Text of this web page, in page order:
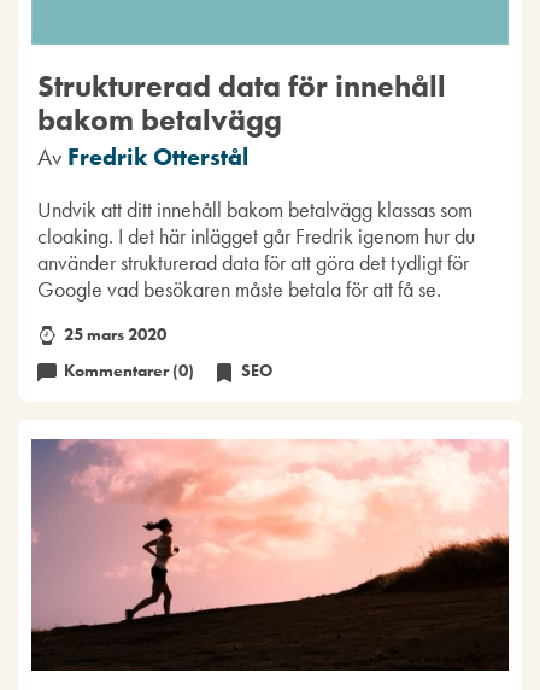
Strukturerad data för innehåll
bakom betalvägg
Av Fredrik Otterstål
Undvik att ditt innehåll bakom betalvägg klassas som
cloaking. I det här inlägget går Fredrik igenom hur du
använder strukturerad data för att göra det tydligt för
Google vad besökaren måste betala för att få se.
25 mars 2020
Kommentarer (0)
SEO